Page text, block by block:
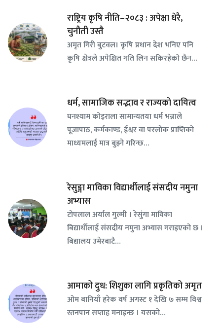
राष्ट्रिय कृषि नीति–२०८३ : अपेक्षा धेरै,
चुनौती उस्तै
अमृत गिरी बुटवल। कृषि प्रधान देश भनिए पनि
कृषि क्षेत्रले अपेक्षित गति लिन सकिरहेको छैन…
धर्म, सामाजिक सद्भाव र राज्यको दायित्व
घनश्याम कोइराला सामान्यतया धर्म भन्नाले
पूजापाठ, कर्मकाण्ड, ईश्वर वा परलोक प्राप्तिको
माध्यमलाई मात्र बुझ्ने गरिन्छ…
रेसुङ्गा माविका विद्यार्थीलाई संसदीय नमुना
अभ्यास
टोपलाल अर्याल गुल्मी । रेसुंगा माविका
बिद्यार्थीलाई संसदीय नमुना अभ्यास गराइएको छ ।
बिद्यालय उमेरबाटै…
आमाको दुध: शिशुका लागि प्रकृतिको अमृत
ओम बानियाँ हरेक वर्ष अगस्ट १ देखि ७ सम्म विश्व
स्तनपान सप्ताह मनाइन्छ । यसको…